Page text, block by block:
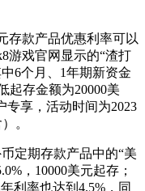
存款产品优惠利率可以
游戏官网显示的“渣打
6个月、1年期新资金
起存金额为20000美
专享，活动时间为2023
。
定期存款产品中的“美
，10000美元起存；
利率也达到4.5%，同